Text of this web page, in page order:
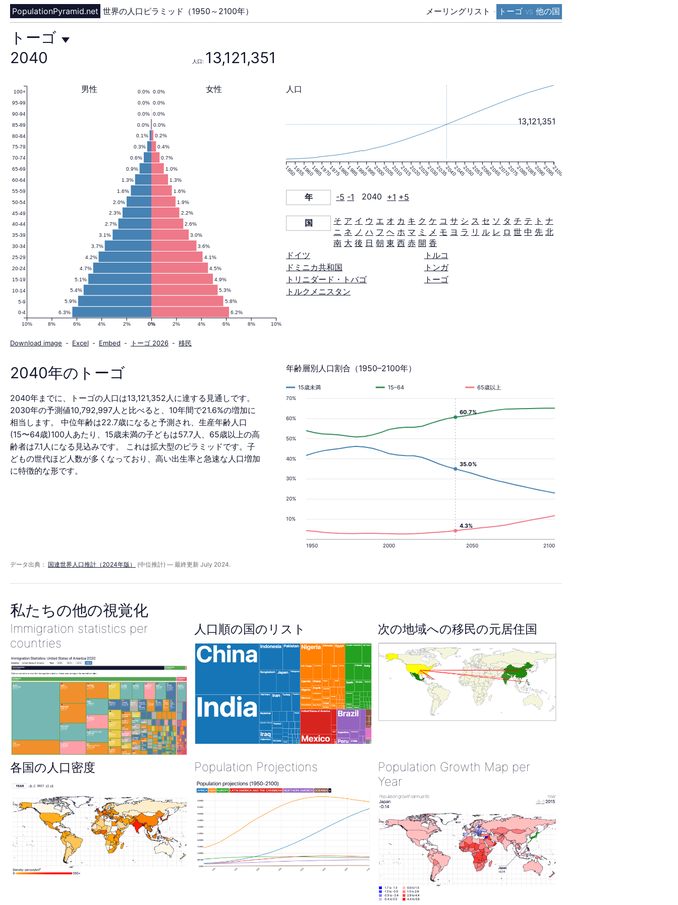
メーリングリスト - トーゴ vs 他の国
PopulationPyramid.net 世界の人口ピラミッド（1950～2100年）
ト
ー
ゴ
の
人
口
ピ
ラ
ミ
ッ
ド
トーゴ
2040
人口: 13,121,351
6.2%
6.3%
5.8%
5.9%
5.3%
5.4%
4.9%
5.1%
4.5%
4.7%
4.1%
4.2%
3.6%
3.7%
3.0%
3.1%
2.6%
2.7%
2.2%
2.3%
1.9%
2.0%
1.6%
1.6%
1.3%
1.3%
1.0%
0.9%
0.7%
0.6%
0.4%
0.3%
0.2%
0.1%
0.0%
0.0%
0.0%
0.0%
0.0%
0.0%
0.0%
0.0% 女性
男性
0% 2% 4% 6% 8% 10%
10% 8% 6% 4% 2% 0%
0-4
5-9
10-14
15-19
20-24
25-29
30-34
35-39
40-44
45-49
50-54
55-59
60-64
65-69
70-74
75-79
80-84
85-89
90-94
95-99
100+
Download image - Excel - Embed - トーゴ 2026 - 移民
1950195519601965197019751980198519901995200020052010201520202025203020352040204520502055206020652070207520802085209020952100
13,121,351
人口
年 -5 -1 2040 +1 +5
国 そ ア イ ウ エ オ カ キ ク ケ コ サ シ ス セ ソ タ チ テ ト ナ
ニ ネ ノ ハ フ ヘ ホ マ ミ メ モ ヨ ラ リ ル レ ロ 世 中 先 北
南 大 後 日 朝 東 西 赤 開 香
ドイツ
ドミニカ共和国
トリニダード・トバゴ
トルクメニスタン
トルコ
トンガ
トーゴ
2040年のトーゴ
2040年までに、トーゴの人口は13,121,352人に達する見通しです。
2030年の予測値10,792,997人と比べると、10年間で21.6%の増加に
相当します。 中位年齢は22.7歳になると予測され、生産年齢人口
(15〜64歳)100人あたり、15歳未満の子どもは57.7人、65歳以上の高
齢者は7.1人になる見込みです。 これは拡大型のピラミッドです。子
どもの世代ほど人数が多くなっており、高い出生率と急速な人口増加
に特徴的な形です。
年齢層別人口割合（1950–2100年）
10%
20%
30%
40%
50%
60%
70%
1950 2000 2050 2100
15歳未満 15–64 65歳以上
35.0%
4.3%
60.7%
データ出典： 国連世界人口推計（2024年版） (中位推計) — 最終更新 July 2024.
私たちの他の視覚化
Immigration statistics per
countries
人口順の国のリスト 次の地域への移民の元居住国
各国の人口密度 Population Projections
Population Growth Map per
Year